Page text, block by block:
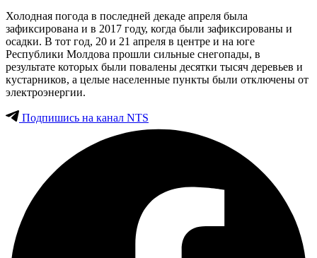
Холодная погода в последней декаде апреля была
зафиксирована и в 2017 году, когда были зафиксированы и
осадки. В тот год, 20 и 21 апреля в центре и на юге
Республики Молдова прошли сильные снегопады, в
результате которых были повалены десятки тысяч деревьев и
кустарников, а целые населенные пункты были отключены от
электроэнергии.
Подпишись на канал NTS